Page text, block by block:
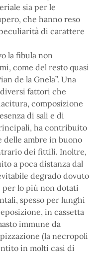
sia per le
che hanno reso
di carattere
la fibula non
come del resto quasi
de la Gnela”. Una
fattori che
composizione
di sali e di
ha contribuito
delle ambre in buono
dei fittili. Inoltre,
a poca distanza dal
degrado dovuto
per lo più non dotati
spesso per lunghi
in cassetta
immune da
(la necropoli
in molti casi di